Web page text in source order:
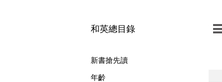
和英總目錄
新書搶先讀
年齡